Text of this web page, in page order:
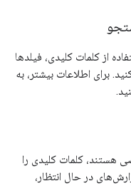
از کلمات کلیدی، فیلدها
برای اطلاعات بیشتر، به
هستند، کلمات کلیدی را
در حال انتظار،